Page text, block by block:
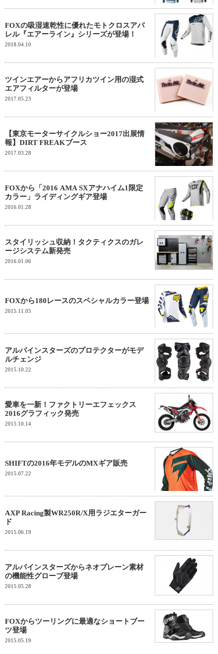
FOXの吸湿速乾性に優れたモトクロスアパ
レル『エアーライン』シリーズが登場！
2018.04.10
ツインエアーからアフリカツイン用の湿式
エアフィルターが登場
2017.05.23
【東京モーターサイクルショー2017出展情
報】DIRT FREAKブース
2017.03.28
FOXから「2016 AMA SXアナハイム1限定
カラー」ライディングギア登場
2016.01.28
スタイリッシュ収納！タクティクスのガレ
ージシステム新発売
2016.01.06
FOXから180レースのスペシャルカラー登場
2015.11.05
アルパインスターズのプロテクターがモデ
ルチェンジ
2015.10.22
愛車を一新！ファクトリーエフェックス
2016グラフィック発売
2015.10.14
SHIFTの2016年モデルのMXギア販売
2015.07.22
AXP Racing製WR250R/X用ラジエターガー
ド
2015.06.19
アルパインスターズからネオプレーン素材
の機能性グローブ登場
2015.05.28
FOXからツーリングに最適なショートブー
ツ登場
2015.05.19